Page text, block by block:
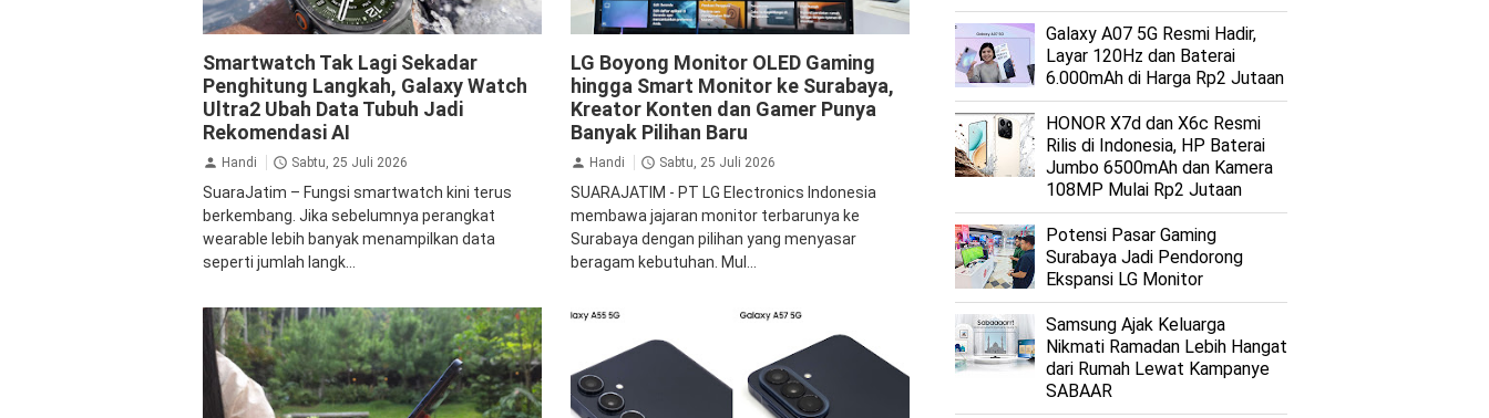
Smartwatch Tak Lagi Sekadar
Penghitung Langkah, Galaxy Watch
Ultra2 Ubah Data Tubuh Jadi
Rekomendasi AI
Handi Sabtu, 25 Juli 2026
SuaraJatim – Fungsi smartwatch kini terus
berkembang. Jika sebelumnya perangkat
wearable lebih banyak menampilkan data
seperti jumlah langk...
LG Boyong Monitor OLED Gaming
hingga Smart Monitor ke Surabaya,
Kreator Konten dan Gamer Punya
Banyak Pilihan Baru
Handi Sabtu, 25 Juli 2026
SUARAJATIM - PT LG Electronics Indonesia
membawa jajaran monitor terbarunya ke
Surabaya dengan pilihan yang menyasar
beragam kebutuhan. Mul...
Galaxy A07 5G Resmi Hadir,
Layar 120Hz dan Baterai
6.000mAh di Harga Rp2 Jutaan
HONOR X7d dan X6c Resmi
Rilis di Indonesia, HP Baterai
Jumbo 6500mAh dan Kamera
108MP Mulai Rp2 Jutaan
Potensi Pasar Gaming
Surabaya Jadi Pendorong
Ekspansi LG Monitor
Samsung Ajak Keluarga
Nikmati Ramadan Lebih Hangat
dari Rumah Lewat Kampanye
SABAAR